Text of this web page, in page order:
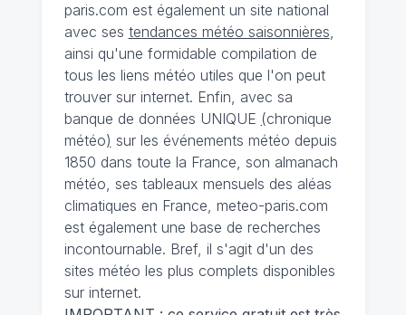
paris.com est également un site national
avec ses tendances météo saisonnières,
ainsi qu'une formidable compilation de
tous les liens météo utiles que l'on peut
trouver sur internet. Enfin, avec sa
banque de données UNIQUE (chronique
météo) sur les événements météo depuis
1850 dans toute la France, son almanach
météo, ses tableaux mensuels des aléas
climatiques en France, meteo-paris.com
est également une base de recherches
incontournable. Bref, il s'agit d'un des
sites météo les plus complets disponibles
sur internet.